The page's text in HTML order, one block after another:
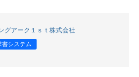
グアーク１ｓｔ株式会社
書システム